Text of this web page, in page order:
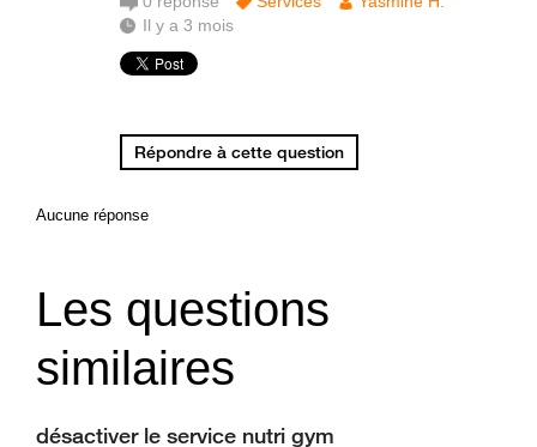
Il y a 3 mois
Répondre à cette question
Aucune réponse
Les questions
similaires
désactiver le service nutri gym